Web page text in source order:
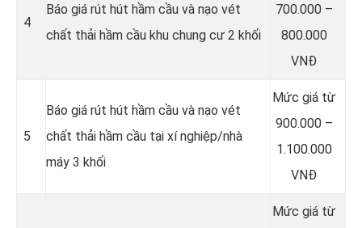
4
Báo giá rút hút hầm cầu và nạo vét
chất thải hầm cầu khu chung cư 2 khối
700.000 –
800.000
VNĐ
5
Báo giá rút hút hầm cầu và nạo vét
chất thải hầm cầu tại xí nghiệp/nhà
máy 3 khối
Mức giá từ
900.000 –
1.100.000
VNĐ
Mức giá từ